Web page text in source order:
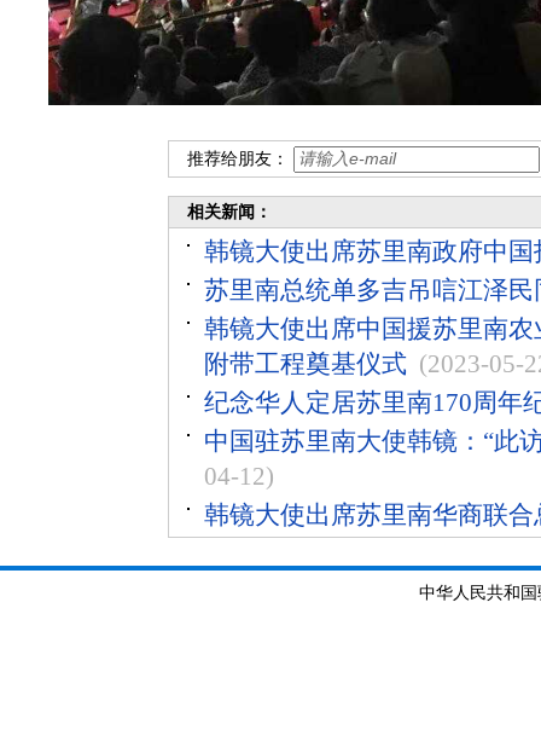
推荐给朋友：
相关新闻：
韩镜大使出席苏里南政府中
苏里南总统单多吉吊唁江泽民
韩镜大使出席中国援苏里南
附带工程奠基仪式 (2023-05-
纪念华人定居苏里南170周年
中国驻苏里南大使韩镜：“此
04-12)
韩镜大使出席苏里南华商联
中华人民共和